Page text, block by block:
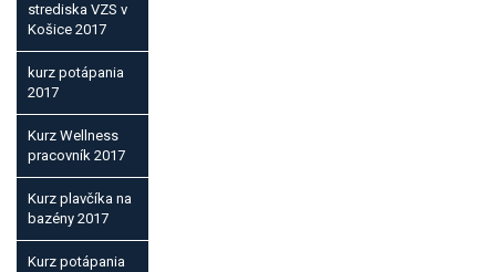
strediska VZS v
Košice 2017
kurz potápania
2017
Kurz Wellness
pracovník 2017
Kurz plavčíka na
bazény 2017
Kurz potápania